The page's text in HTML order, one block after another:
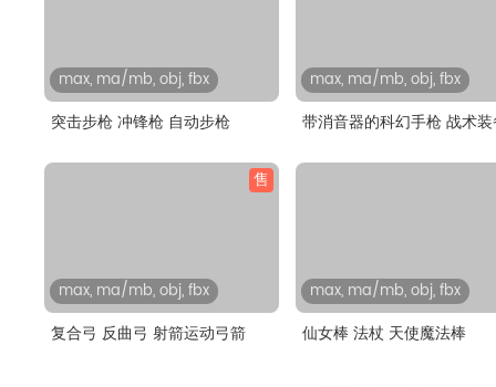
max, ma/mb, obj, fbx
突击步枪 冲锋枪 自动步枪
max, ma/mb, obj, fbx
带消音器的科幻手枪 战术装
售
max, ma/mb, obj, fbx
复合弓 反曲弓 射箭运动弓箭
max, ma/mb, obj, fbx
仙女棒 法杖 天使魔法棒